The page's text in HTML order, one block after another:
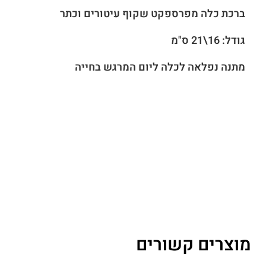
ברכת כלה מפרספקט שקוף עיטורים וכתר
גודל: 16\21 ס"מ
מתנה נפלאה לכלה ליום המרגש בחייה
מוצרים קשורים